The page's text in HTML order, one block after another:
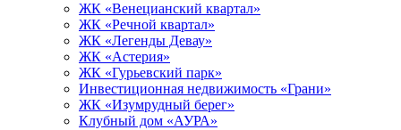
ЖК «Венецианский квартал»
ЖК «Речной квартал»
ЖК «Легенды Девау»
ЖК «Астерия»
ЖК «Гурьевский парк»
Инвестиционная недвижимость «Грани»
ЖК «Изумрудный берег»
Клубный дом «АУРА»